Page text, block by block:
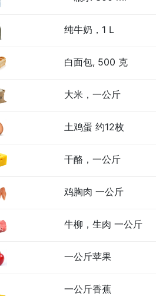
纯牛奶，1 L
白面包, 500 克
大米，一公斤
土鸡蛋 约12枚
干酪，一公斤
鸡胸肉 一公斤
牛柳，生肉 一公斤
一公斤苹果
一公斤香蕉